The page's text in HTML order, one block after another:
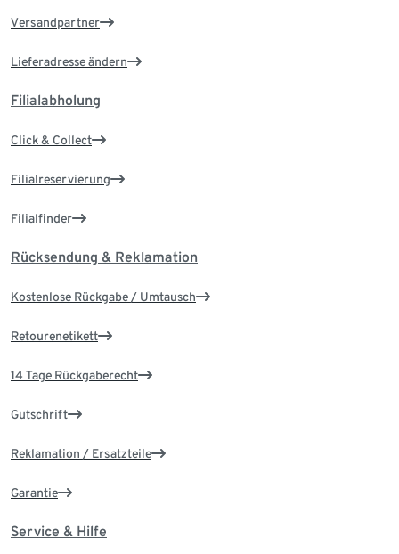
Versandpartner
Lieferadresse ändern
Filialabholung
Click & Collect
Filialreservierung
Filialfinder
Rücksendung & Reklamation
Kostenlose Rückgabe / Umtausch
Retourenetikett
14 Tage Rückgaberecht
Gutschrift
Reklamation / Ersatzteile
Garantie
Service & Hilfe